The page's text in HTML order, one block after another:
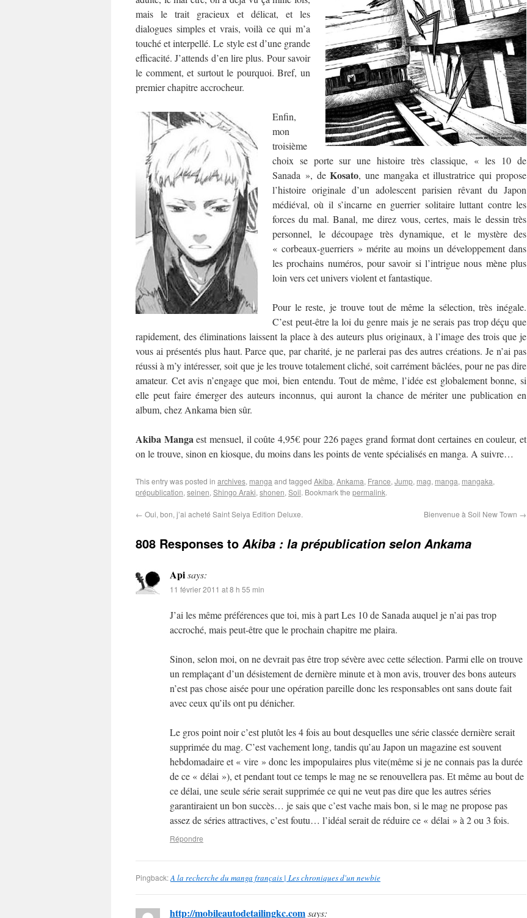
mais le trait gracieux et délicat, et les
dialogues simples et vrais, voilà ce qui m’a
touché et interpellé. Le style est d’une grande
efficacité. J’attends d’en lire plus. Pour savoir
le comment, et surtout le pourquoi. Bref, un
premier chapitre accrocheur.
Enfin,
mon
troisième
choix se porte sur une histoire très classique, « les 10 de
Sanada », deKosato, une mangaka et illustratrice qui propose
l’histoire originale d’un adolescent parisien rêvant du Japon
médiéval, où il s’incarne en guerrier solitaire luttant contre les
forces du mal. Banal, me direz vous, certes, mais le dessin très
personnel, le découpage très dynamique, et le mystère des
« corbeaux-guerriers » mérite au moins un développement dans
les prochains numéros, pour savoir si l’intrigue nous mène plus
loin vers cet univers violent et fantastique.
Pour le reste, je trouve tout de même la sélection, très inégale.
C’est peut-être la loi du genre mais je ne serais pas trop déçu que
rapidement, des éliminations laissent la place à des auteurs plus originaux, à l’image des trois que je
vous ai présentés plus haut. Parce que, par charité, je ne parlerai pas des autres créations. Je n’ai pas
réussi à m’y intéresser, soit que je les trouve totalement cliché, soit carrément bâclées, pour ne pas dire
amateur. Cet avis n’engage que moi, bien entendu. Tout de même, l’idée est globalement bonne, si
elle peut faire émerger des auteurs inconnus, qui auront la chance de mériter une publication en
album, chez Ankama bien sûr.
Akiba Manga est mensuel, il coûte 4,95€ pour 226 pages grand format dont certaines en couleur, et
on le trouve, sinon en kiosque, du moins dans les points de vente spécialisés en manga. A suivre…
This entry was posted in archives, manga and tagged Akiba, Ankama, France, Jump, mag, manga, mangaka,
prépublication, seinen, Shingo Araki, shonen, Soil. Bookmark the permalink.
← Oui, bon, j’ai acheté Saint Seiya Edition Deluxe. Bienvenue à Soil New Town →
808 Responses to Akiba : la prépublication selon Ankama
Apisays:
11 février 2011 at 8 h 55 min
J’ai les même préférences que toi, mis à part Les 10 de Sanada auquel je n’ai pas trop
accroché, mais peut-être que le prochain chapitre me plaira.
Sinon, selon moi, on ne devrait pas être trop sévère avec cette sélection. Parmi elle on trouve
un remplaçant d’un désistement de dernière minute et à mon avis, trouver des bons auteurs
n’est pas chose aisée pour une opération pareille donc les responsables ont sans doute fait
avec ceux qu’ils ont pu dénicher.
Le gros point noir c’est plutôt les 4 fois au bout desquelles une série classée dernière serait
supprimée du mag. C’est vachement long, tandis qu’au Japon un magazine est souvent
hebdomadaire et « vire » donc les impopulaires plus vite(même si je ne connais pas la durée
de ce « délai »), et pendant tout ce temps le mag ne se renouvellera pas. Et même au bout de
ce délai, une seule série serait supprimée ce qui ne veut pas dire que les autres séries
garantiraient un bon succès… je sais que c’est vache mais bon, si le mag ne propose pas
assez de séries attractives, c’est foutu… l’idéal serait de réduire ce « délai » à 2 ou 3 fois.
Répondre
Pingback:A la recherche du manga français | Les chroniques d'un newbie
http://mobileautodetailingkc.comsays: